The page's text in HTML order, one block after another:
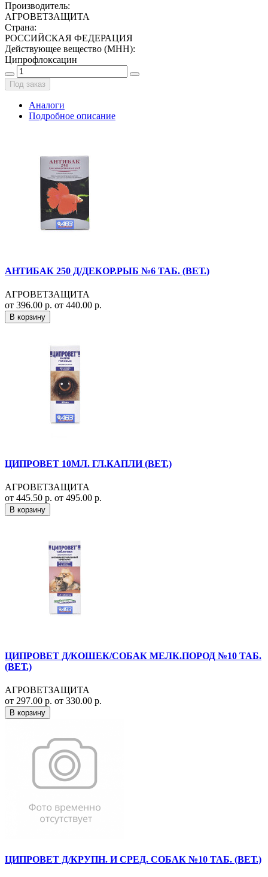
Производитель:
АГРОВЕТЗАЩИТА
Страна:
РОССИЙСКАЯ ФЕДЕРАЦИЯ
Действующее вещество (МНН):
Ципрофлоксацин
Под заказ
Аналоги
Подробное описание
АНТИБАК 250 Д/ДЕКОР.РЫБ №6 ТАБ. (ВЕТ.)
АГРОВЕТЗАЩИТА
от 396.00 р. от 440.00 р.
В корзину
ЦИПРОВЕТ 10МЛ. ГЛ.КАПЛИ (ВЕТ.)
АГРОВЕТЗАЩИТА
от 445.50 р. от 495.00 р.
В корзину
ЦИПРОВЕТ Д/КОШЕК/СОБАК МЕЛК.ПОРОД №10 ТАБ.
(ВЕТ.)
АГРОВЕТЗАЩИТА
от 297.00 р. от 330.00 р.
В корзину
ЦИПРОВЕТ Д/КРУПН. И СРЕД. СОБАК №10 ТАБ. (ВЕТ.)